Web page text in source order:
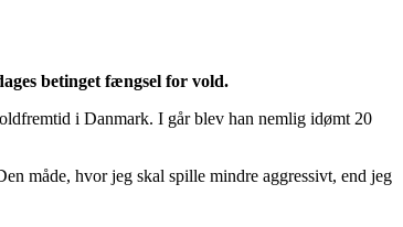
betinget fængsel for vold.
i Danmark. I går blev han nemlig idømt 20
måde, hvor jeg skal spille mindre aggressivt, end jeg